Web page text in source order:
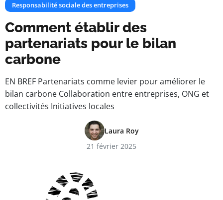
Responsabilité sociale des entreprises
Comment établir des
partenariats pour le bilan
carbone
EN BREF Partenariats comme levier pour améliorer le
bilan carbone Collaboration entre entreprises, ONG et
collectivités Initiatives locales
Laura Roy
21 février 2025